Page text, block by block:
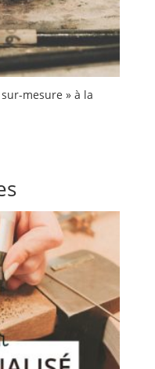
mesure » à la